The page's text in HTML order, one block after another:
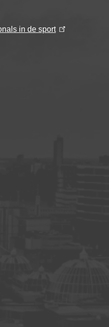
in de sport